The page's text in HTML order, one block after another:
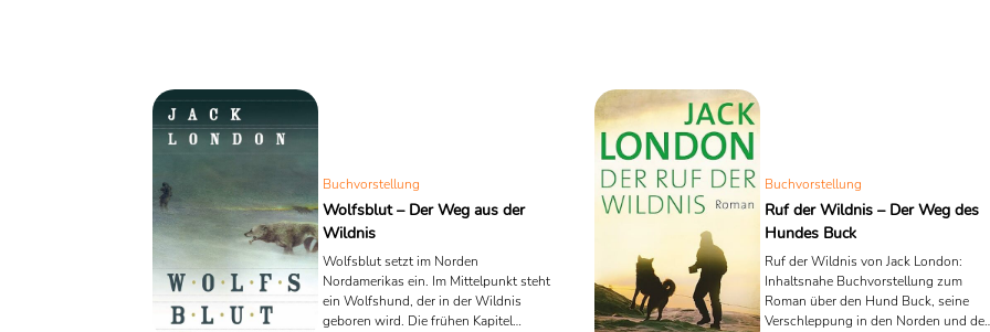
Buchvorstellung
Wolfsblut – Der Weg aus der
Wildnis
Wolfsblut setzt im Norden
Nordamerikas ein. Im Mittelpunkt steht
ein Wolfshund, der in der Wildnis
geboren wird. Die frühen Kapitel
Buchvorstellung
Ruf der Wildnis – Der Weg des
Hundes Buck
Ruf der Wildnis von Jack London:
Inhaltsnahe Buchvorstellung zum
Roman über den Hund Buck, seine
Verschleppung in den Norden und